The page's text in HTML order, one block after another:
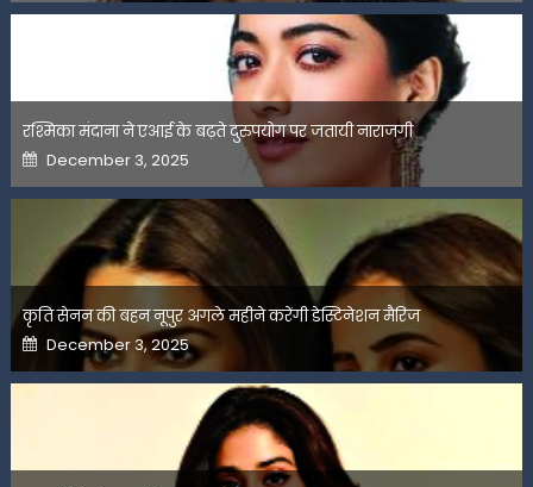
रश्मिका मंदाना ने एआई के बढ़ते दुरुपयोग पर जतायी नाराजगी
Posted
on
December 3, 2025
कृति सेनन की बहन नूपुर अगले महीने करेंगी डेस्टिनेशन मैरिज
Posted
on
December 3, 2025